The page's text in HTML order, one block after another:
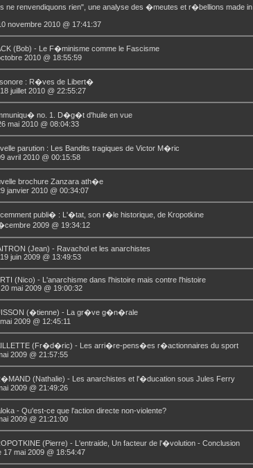
ne renvendiquons rien", une analyse des �meutes et r�bellions made in
novembre 2010 @ 17:41:37
(Bob) - Le F�minisme comme le Fascisme
2010 @ 18:55:59
: R�ves de Libert�
juillet 2010 @ 22:55:27
no. 1. D�g�t d'huile en vue
mai 2010 @ 08:04:33
parution : Les Bandits tragiques de Victor M�ric
avril 2010 @ 00:15:58
brochure Zanzara ath�e
janvier 2010 @ 00:34:07
publi� : L'�tat, son r�le historique, de Kropotkine
2009 @ 19:34:12
(Jean) - Ravachol et les anarchistes
juin 2009 @ 13:49:53
(Nico) - L'anarchisme dans l'histoire mais contre l'histoire
mai 2009 @ 19:00:32
(�tienne) - La gr�ve g�n�rale
2009 @ 12:45:11
(Fr�d�ric) - Les arri�re-pens�es r�actionnaires du sport
2009 @ 21:57:55
(Nathalie) - Les anarchistes et l'�ducation sous Jules Ferry
2009 @ 21:49:26
- Qu'est-ce que l'action directe non-violente?
2009 @ 21:21:00
(Pierre) - L'entraide, Un facteur de l'�volution - Conclusion
17 mai 2009 @ 18:54:47